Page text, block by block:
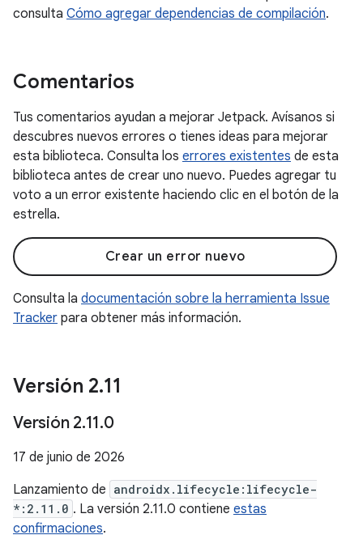
consulta Cómo agregar dependencias de compilación.
Comentarios
Tus comentarios ayudan a mejorar Jetpack. Avísanos si
descubres nuevos errores o tienes ideas para mejorar
esta biblioteca. Consulta los errores existentes de esta
biblioteca antes de crear uno nuevo. Puedes agregar tu
voto a un error existente haciendo clic en el botón de la
estrella.
Crear un error nuevo
Consulta la documentación sobre la herramienta Issue
Tracker para obtener más información.
Versión 2.11
Versión 2.11.0
17 de junio de 2026
Lanzamiento de androidx.lifecycle:lifecycle-
*:2.11.0 . La versión 2.11.0 contiene estas
confirmaciones.